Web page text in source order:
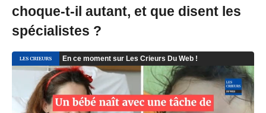
choque-t-il autant, et que disent les
spécialistes ?